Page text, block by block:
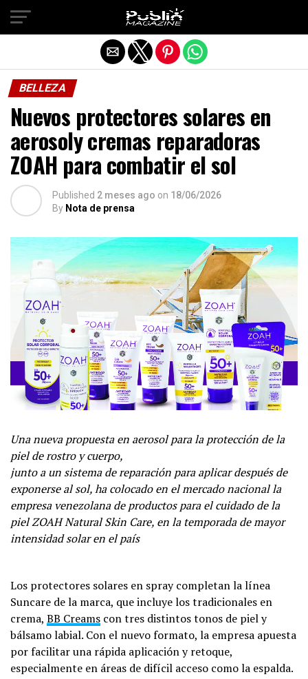
BELLEZA
Nuevos protectores solares en
aerosoly cremas reparadoras
ZOAH para combatir el sol
Published 2 meses ago on 18/06/2026
By Nota de prensa
Una nueva propuesta en aerosol para la protección de la
piel de rostro y cuerpo,
junto a un sistema de reparación para aplicar después de
exponerse al sol, ha colocado en el mercado nacional la
empresa venezolana de productos para el cuidado de la
piel ZOAH Natural Skin Care, en la temporada de mayor
intensidad solar en el país
Los protectores solares en spray completan la línea
Suncare de la marca, que incluye los tradicionales en
crema, BB Creams con tres distintos tonos de piel y
bálsamo labial. Con el nuevo formato, la empresa apuesta
por facilitar una rápida aplicación y retoque,
especialmente en áreas de difícil acceso como la espalda.
Salir de la versión móvil